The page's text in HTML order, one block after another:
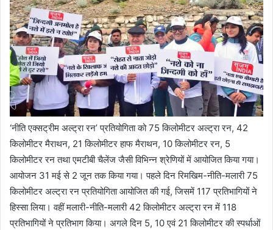
‘नीति एक्सट्रीम अल्ट्रा रन’ प्रतियोगिता को 75 किलोमीटर अल्ट्रा रन, 42
किलोमीटर मैराथन, 21 किलोमीटर हाफ मैराथन, 10 किलोमीटर रन, 5
किलोमीटर रन तथा एमटीबी चैलेंज जैसी विभिन्न श्रेणियों में आयोजित किया गया।
आयोजन 31 मई से 2 जून तक किया गया। पहले दिन रिमखिम-नीति-मलारी 75
किलोमीटर अल्ट्रा रन प्रतियोगिता आयोजित की गई, जिसमें 117 प्रतिभागियों ने
हिस्सा लिया। वहीं मलारी-नीति-मलारी 42 किलोमीटर अल्ट्रा रन में 118
प्रतिभागियों ने प्रतिभाग किया। अगले दिन 5, 10 एवं 21 किलोमीटर की स्पर्धाओं